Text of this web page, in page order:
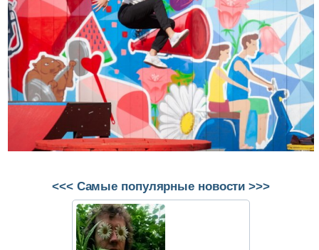
<<< Самые популярные новости >>>